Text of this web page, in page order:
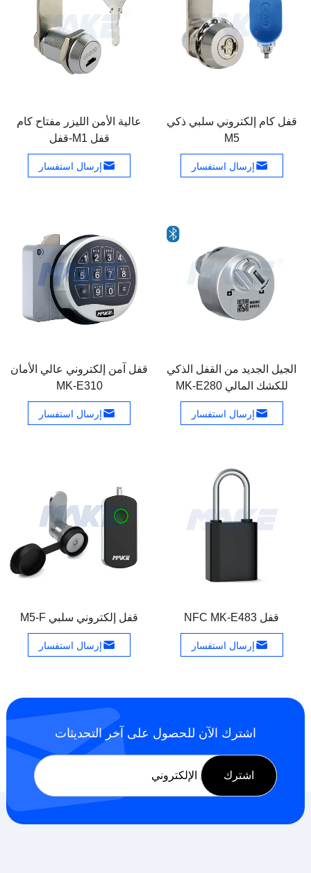
عالية الأمن الليزر مفتاح كام
قفل M1-قفل
إرسال استفسار
قفل كام إلكتروني سلبي ذكي
M5
إرسال استفسار
قفل آمن إلكتروني عالي الأمان
MK-E310
إرسال استفسار
الجيل الجديد من القفل الذكي
للكشك المالي MK-E280
إرسال استفسار
قفل إلكتروني سلبي M5-F
إرسال استفسار
قفل NFC MK-E483
إرسال استفسار
اشترك الآن للحصول على آخر التحديثات